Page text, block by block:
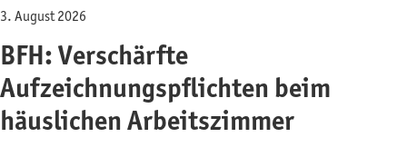
3. August 2026
BFH: Verschärfte
Aufzeichnungspflichten beim
häuslichen Arbeitszimmer